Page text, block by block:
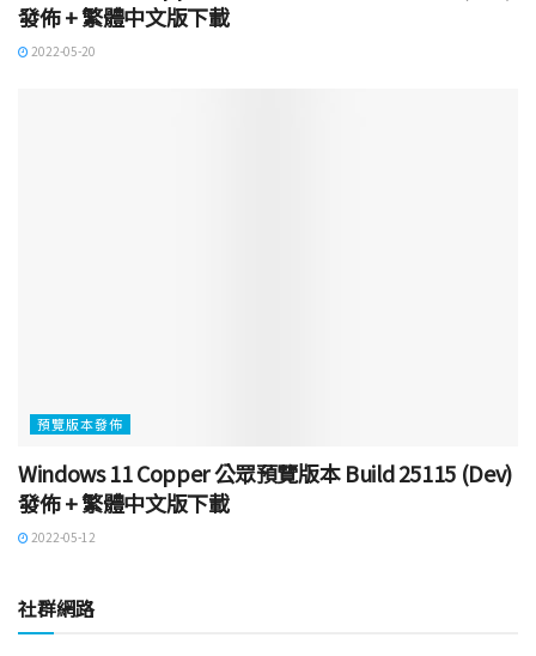
發佈 + 繁體中文版下載
2022-05-20
預覽版本發佈
Windows 11 Copper 公眾預覽版本 Build 25115 (Dev)
發佈 + 繁體中文版下載
2022-05-12
社群網路